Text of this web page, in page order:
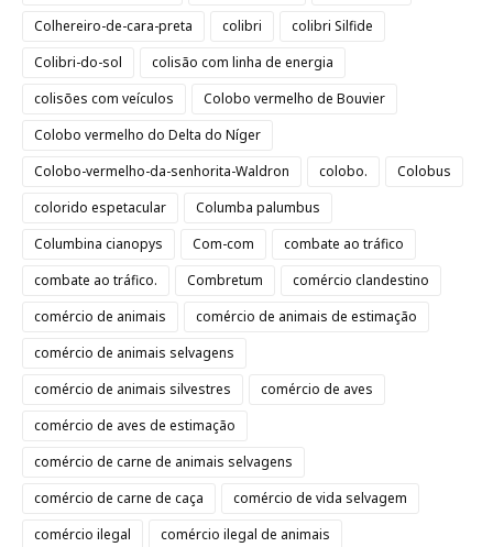
Colhereiro-de-cara-preta
colibri
colibri Silfide
Colibri-do-sol
colisão com linha de energia
colisões com veículos
Colobo vermelho de Bouvier
Colobo vermelho do Delta do Níger
Colobo-vermelho-da-senhorita-Waldron
colobo.
Colobus
colorido espetacular
Columba palumbus
Columbina cianopys
Com-com
combate ao tráfico
combate ao tráfico.
Combretum
comércio clandestino
comércio de animais
comércio de animais de estimação
comércio de animais selvagens
comércio de animais silvestres
comércio de aves
comércio de aves de estimação
comércio de carne de animais selvagens
comércio de carne de caça
comércio de vida selvagem
comércio ilegal
comércio ilegal de animais